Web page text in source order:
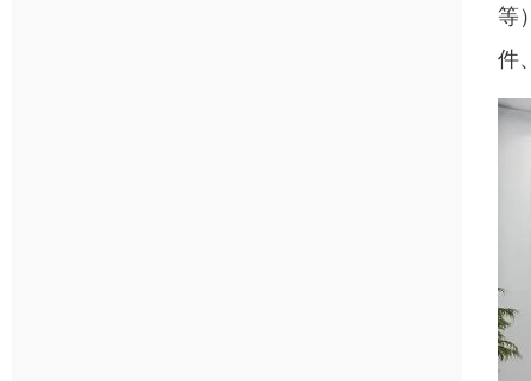
等
件